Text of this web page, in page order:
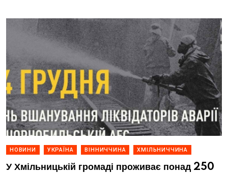
НОВИНИ УКРАЇНА ВІННИЧЧИНА ХМІЛЬНИЧЧИНА
У Хмільницькій громаді проживає понад 250